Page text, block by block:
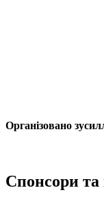
Організовано
Спонсори та